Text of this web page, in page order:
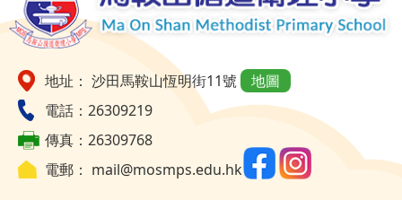
地址： 沙田馬鞍山恆明街11號
地圖
電話：26309219
傳真：26309768
電郵： mail@mosmps.edu.hk